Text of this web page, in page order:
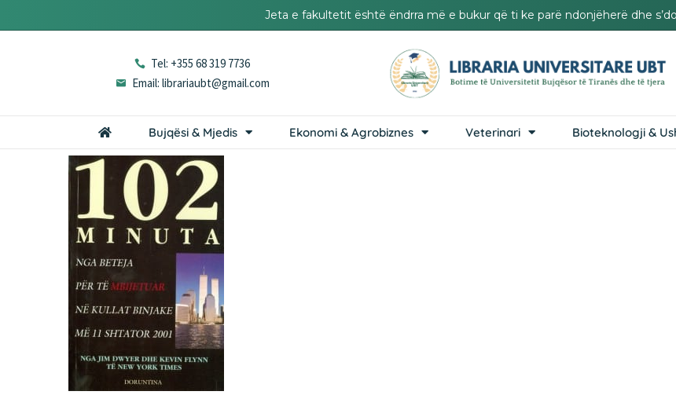
Jeta e fakultetit është ëndrra më e bukur që ti ke parë ndonjëherë dhe
Tel: +355 68 319 7736
Email: librariaubt@gmail.com
Bujqësi & Mjedis Ekonomi & Agrobiznes Veterinari Bioteknologji &